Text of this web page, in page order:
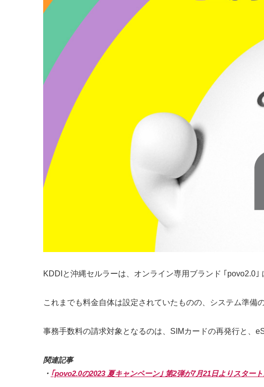
KDDIと沖縄セルラーは、オンライン専用ブランド ｢povo2.0
これまでも料金自体は設定されていたものの、システム準備
事務手数料の請求対象となるのは、SIMカードの再発行と、
関連記事
・ ｢povo2.0の2023 夏キャンペーン｣ 第2弾が7月21日よりスター